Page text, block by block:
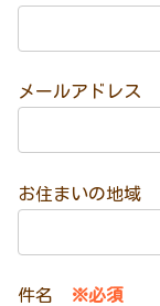
メールアドレス
お住まいの地域
件名
※必須